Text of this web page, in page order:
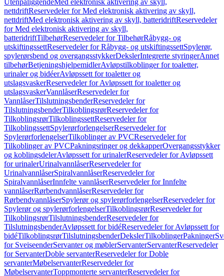
UtenpåliggendeMed elektronisk aktivering av skyll,
nettdriftReservedeler for Med elektronisk aktivering av skyll,
nettdriftMed elektronisk aktivering av skyll, batteridriftReservedeler
for Med elektronisk aktivering av skyll,
batteridriftTilbehørReservedeler for TilbehørRåbygg- og
utskiftingssettReservedeler for Råbygg- og utskiftingssettSpylerør,
spylerørsbend og overgangsstykkerDekslerIntegrerte styringerAnnet
tilbehørBetjeningshjelpemidlerAvløpstilkoblinger for toaletter,
urinaler og bidéerAvløpssett for toaletter og
utslagsvaskerReservedeler for Avløpssett for toaletter og
utslagsvaskerVannlåserReservedeler for
VannlåserTilslutningsbenderReservedeler for
TilslutningsbenderTilkoblingsrørReservedeler for
TilkoblingsrørTilkoblingssettReservedeler for
TilkoblingssettSpylerørforlengelserReservedeler for
SpylerørforlengelserTilkoblinger av PVCReservedeler for
Tilkoblinger av PVCPakningsringer og dekkapperOvergangsstykker
og koblingsdelerAvløpssett for urinalerReservedeler for Avløpssett
for urinalerUrinalvannlåserReservedeler for
UrinalvannlåserSpiralvannlåserReservedeler for
SpiralvannlåserInnfelte vannlåserReservedeler for Innfelte
vannlåserRørbendvannlåserReservedeler for
RørbendvannlåserSpylerør og spylerørforlengelserReservedeler for
Spylerør og spylerørforlengelserTilkoblingsrørReservedeler for
TilkoblingsrørTilslutningsbenderReservedeler for
TilslutningsbenderAvløpssett for bidéReservedeler for Avløpssett for
bidéTilkoblingsrørTilslutningsbenderDekslerTilkoblingerPakninger
for SveiseenderServanter og møblerServanterServanterReservedeler
for ServanterDoble servanterReservedeler for Doble
servanterMøbelservanterReservedeler for
MøbelservanterToppmonterte servanterReservedeler for